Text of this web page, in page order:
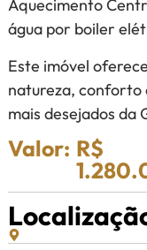
Aquecimento
água por boiler
Este imóvel
natureza, conforto
mais desejados da
Valor: R$